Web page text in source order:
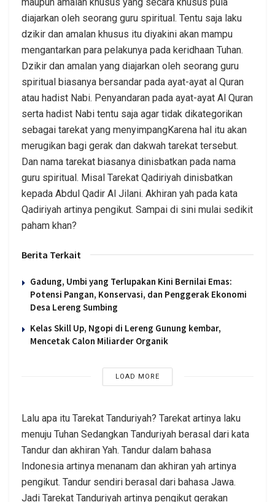
diajarkan oleh seorang guru spiritual. Tentu saja laku
dzikir dan amalan khusus itu diyakini akan mampu
mengantarkan para pelakunya pada keridhaan Tuhan.
Dzikir dan amalan yang diajarkan oleh seorang guru
spiritual biasanya bersandar pada ayat-ayat al Quran
atau hadist Nabi. Penyandaran pada ayat-ayat Al Quran
serta hadist Nabi tentu saja agar tidak dikategorikan
sebagai tarekat yang menyimpangKarena hal itu akan
merugikan bagi gerak dan dakwah tarekat tersebut.
Dan nama tarekat biasanya dinisbatkan pada nama
guru spiritual. Misal Tarekat Qadiriyah dinisbatkan
kepada Abdul Qadir Al Jilani. Akhiran yah pada kata
Qadiriyah artinya pengikut. Sampai di sini mulai sedikit
paham khan?
Berita Terkait
Gadung, Umbi yang Terlupakan Kini Bernilai Emas:
Potensi Pangan, Konservasi, dan Penggerak Ekonomi
Desa Lereng Sumbing
Kelas Skill Up, Ngopi di Lereng Gunung kembar,
Mencetak Calon Miliarder Organik
LOAD MORE
Lalu apa itu Tarekat Tanduriyah? Tarekat artinya laku
menuju Tuhan Sedangkan Tanduriyah berasal dari kata
Tandur dan akhiran Yah. Tandur dalam bahasa
Indonesia artinya menanam dan akhiran yah artinya
pengikut. Tandur sendiri berasal dari bahasa Jawa.
Jadi Tarekat Tanduriyah artinya pengikut gerakan